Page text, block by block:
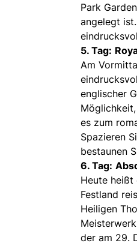
Park
angelegt
5. Tag:
Am
englischer
es zum
Spazieren
bestaunen
6. Tag:
Heute heißt
Festland
Heiligen
der am 29.